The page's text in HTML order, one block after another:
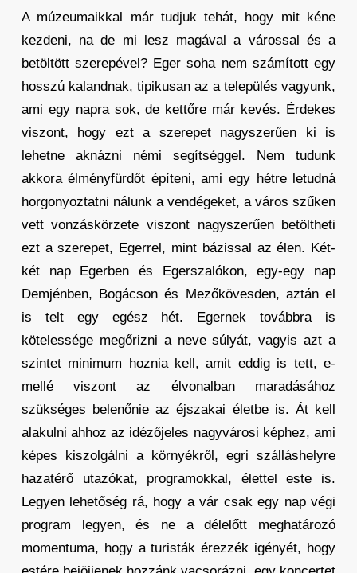
A múzeumaikkal már tudjuk tehát, hogy mit kéne
kezdeni, na de mi lesz magával a várossal és a
betöltött szerepével? Eger soha nem számított egy
hosszú kalandnak, tipikusan az a település vagyunk,
ami egy napra sok, de kettőre már kevés. Érdekes
viszont, hogy ezt a szerepet nagyszerűen ki is
lehetne aknázni némi segítséggel. Nem tudunk
akkora élményfürdőt építeni, ami egy hétre letudná
horgonyoztatni nálunk a vendégeket, a város szűken
vett vonzáskörzete viszont nagyszerűen betöltheti
ezt a szerepet, Egerrel, mint bázissal az élen. Két-
két nap Egerben és Egerszalókon, egy-egy nap
Demjénben, Bogácson és Mezőkövesden, aztán el
is telt egy egész hét. Egernek továbbra is
kötelessége megőrizni a neve súlyát, vagyis azt a
szintet minimum hoznia kell, amit eddig is tett, e-
mellé viszont az élvonalban maradásához
szükséges belenőnie az éjszakai életbe is. Át kell
alakulni ahhoz az idézőjeles nagyvárosi képhez, ami
képes kiszolgálni a környékről, egri szálláshelyre
hazatérő utazókat, programokkal, élettel este is.
Legyen lehetőség rá, hogy a vár csak egy nap végi
program legyen, és ne a délelőtt meghatározó
momentuma, hogy a turisták érezzék igényét, hogy